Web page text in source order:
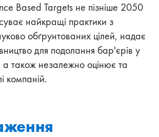
Based Targets не пізніше 2050
найкращі практики з
обґрунтованих цілей, надає
для подолання бар'єрів у
а також незалежно оцінює та
компаній.